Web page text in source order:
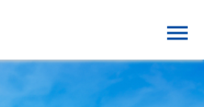
menu